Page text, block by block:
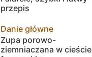
przepis
Danie główne
Zupa porowo-
ziemniaczana w cieście